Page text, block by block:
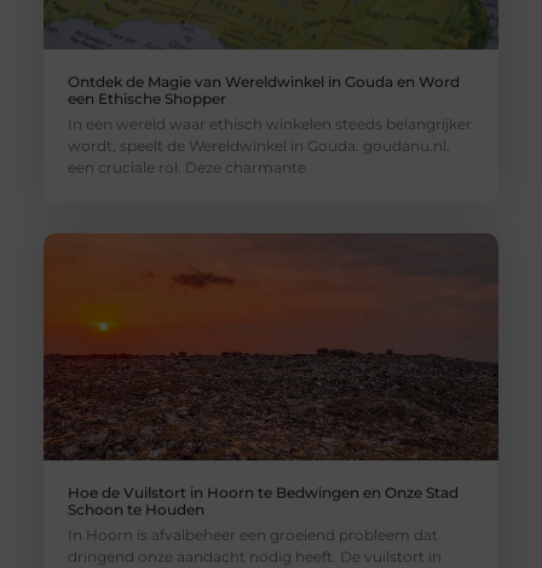
Ontdek de Magie van Wereldwinkel in Gouda en Word
een Ethische Shopper
In een wereld waar ethisch winkelen steeds belangrijker
wordt, speelt de Wereldwinkel in Gouda. goudanu.nl.
een cruciale rol. Deze charmante
Hoe de Vuilstort in Hoorn te Bedwingen en Onze Stad
Schoon te Houden
In Hoorn is afvalbeheer een groeiend probleem dat
dringend onze aandacht nodig heeft. De vuilstort in